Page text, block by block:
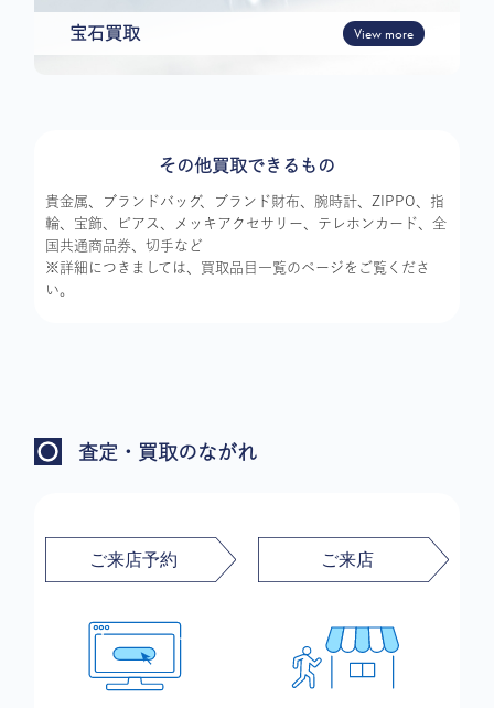
宝石買取 View more
その他買取できるもの
貴金属、ブランドバッグ、ブランド財布、腕時計、ZIPPO、指
輪、宝飾、ピアス、メッキアクセサリー、テレホンカード、全
国共通商品券、切手など
※詳細につきましては、買取品目一覧のページをご覧くださ
い。
査定・買取のながれ